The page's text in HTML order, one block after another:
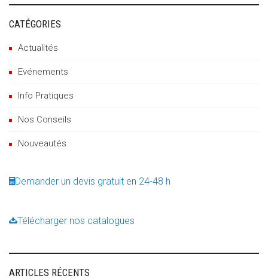
CATÉGORIES
Actualités
Evénements
Info Pratiques
Nos Conseils
Nouveautés
Demander un devis gratuit en 24-48 h
Télécharger nos catalogues
ARTICLES RÉCENTS